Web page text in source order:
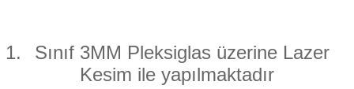
1.
Sınıf 3MM Pleksiglas üzerine Lazer
Kesim ile yapılmaktadır